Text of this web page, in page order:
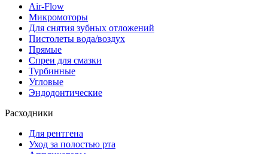
Air-Flow
Микромоторы
Для снятия зубных отложений
Пистолеты вода/воздух
Прямые
Спреи для смазки
Турбинные
Угловые
Эндодонтические
Расходники
Для рентгена
Уход за полостью рта